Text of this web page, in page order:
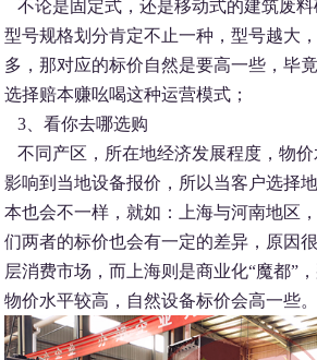
不论是固定式，还是移动式的建筑废
型号规格划分肯定不止一种，型号越大
多，那对应的标价自然是要高一些，毕
选择赔本赚吆喝这种运营模式；
3、看你去哪选购
不同产区，所在地经济发展程度，物
影响到当地设备报价，所以当客户选择
本也会不一样，就如：上海与河南地区
们两者的标价也会有一定的差异，原因
层消费市场，而上海则是商业化“魔都”
物价水平较高，自然设备标价会高一些。